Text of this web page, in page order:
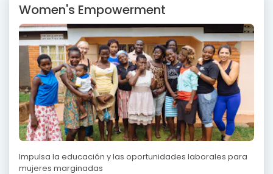
Women's Empowerment
Impulsa la educación y las oportunidades laborales para
mujeres marginadas